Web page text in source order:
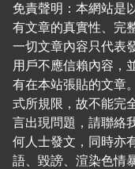
免責聲明：本網站是
有文章的真實性、完
一切文章內容只代表
用戶不應信賴內容，
有在本站張貼的文章
式所規限，故不能完
言出現問題，請聯絡
何人士發文，同時亦
語、毀謗、渲染色情